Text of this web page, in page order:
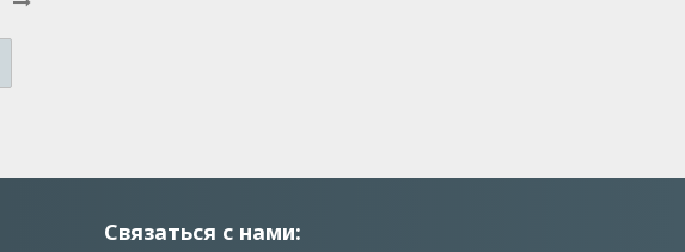
Связаться с нами: